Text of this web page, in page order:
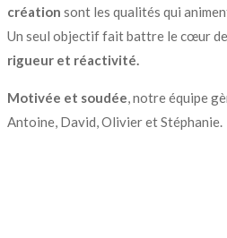
création sont les qualités qui
Un seul objectif fait battre le cœur
rigueur et réactivité.
Motivée et soudée, notre équipe
Antoine, David, Olivier et Stéphanie.